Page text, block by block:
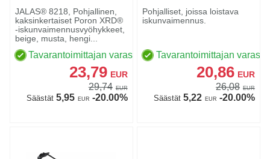
JALAS® 8218, Pohjallinen,
kaksinkertaiset Poron XRD®
-iskunvaimennusvyöhykkeet,
beige, musta, hengi...
Tavarantoimittajan varastossa
23,79 EUR
29,74 EUR
Säästät5,95 EUR -20.00%
Pohjalliset, joissa loistava
iskunvaimennus.
Tavarantoimittajan
20,86 EUR
26,08 EUR
Säästät5,22 EUR -20.00%